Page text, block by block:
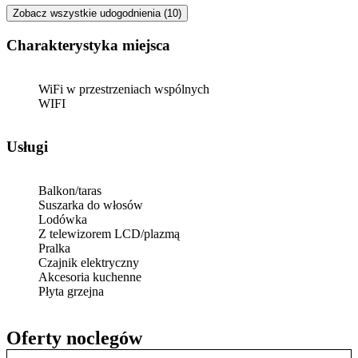
Oferty noclegów
Zobacz wszystkie udogodnienia (10)
Charakterystyka miejsca
WiFi w przestrzeniach wspólnych
WIFI
Usługi
Balkon/taras
Suszarka do włosów
Lodówka
Z telewizorem LCD/plazmą
Pralka
Czajnik elektryczny
Akcesoria kuchenne
Płyta grzejna